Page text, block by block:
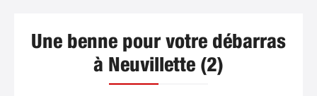
Une benne pour votre débarras
à Neuvillette (2)